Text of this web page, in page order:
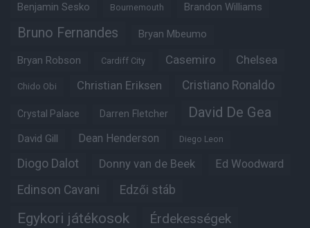
Benjamin Sesko Bournemouth Brandon Williams
Bruno Fernandes Bryan Mbeumo
Bryan Robson Cardiff City Casemiro Chelsea
Chido Obi Christian Eriksen Cristiano Ronaldo
Crystal Palace Darren Fletcher David De Gea
David Gill Dean Henderson Diego Leon
Diogo Dalot Donny van de Beek Ed Woodward
Edinson Cavani Edzői stáb
Egykori játékosok Érdekességek